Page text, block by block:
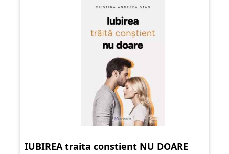
IUBIREA traita constient NU DOARE